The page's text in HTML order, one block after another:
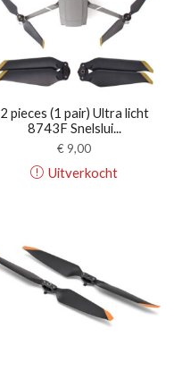
2 pieces (1 pair) Ultra licht
8743F Snelslui...
€ 9,00
Uitverkocht